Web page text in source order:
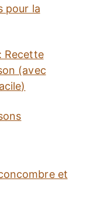
pour la
Recette
(avec
et